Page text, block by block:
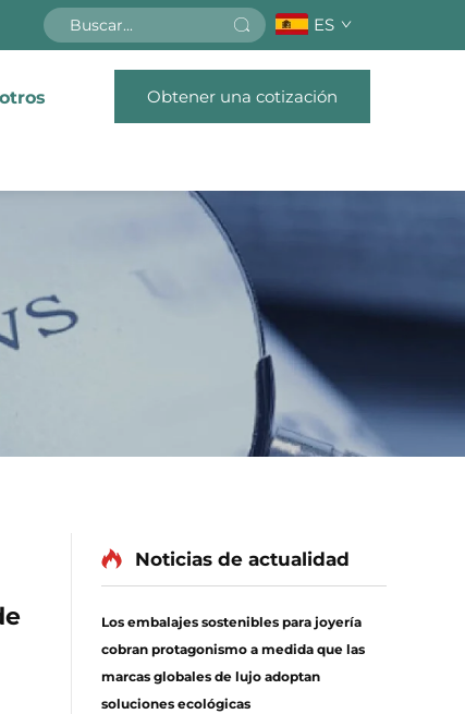
ES
Obtener una cotización
Noticias de actualidad
Los embalajes sostenibles para joyería
cobran protagonismo a medida que las
marcas globales de lujo adoptan
soluciones ecológicas